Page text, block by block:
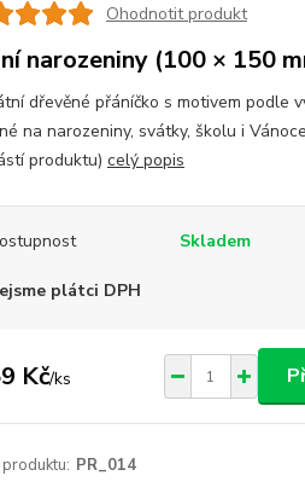
Ohodnotit produkt
narozeniny (100 × 150
dřevěné přáníčko s motivem podle
na narozeniny, svátky, školu i
produktu) celý popis
Skladem
plátci DPH
Kč/ks
PR_014